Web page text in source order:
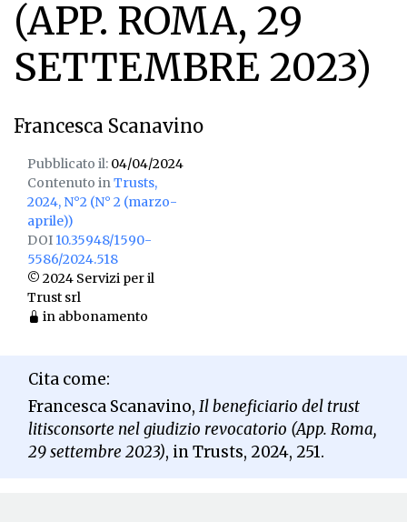
(APP. ROMA, 29
SETTEMBRE 2023)
Francesca Scanavino
Pubblicato il: 04/04/2024
Contenuto inTrusts,
2024, N°2 (N° 2 (marzo-
aprile))
DOI 10.35948/1590-
5586/2024.518
© 2024 Servizi per il
Trust srl
in abbonamento
Cita come:
Francesca Scanavino, Il beneficiario del trust
litisconsorte nel giudizio revocatorio (App. Roma,
29 settembre 2023), in Trusts, 2024, 251.